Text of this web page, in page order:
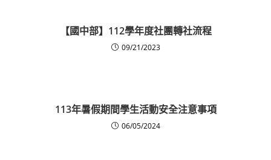
【國中部】112學年度社團轉社流程
09/21/2023
113年暑假期間學生活動安全注意事項
06/05/2024